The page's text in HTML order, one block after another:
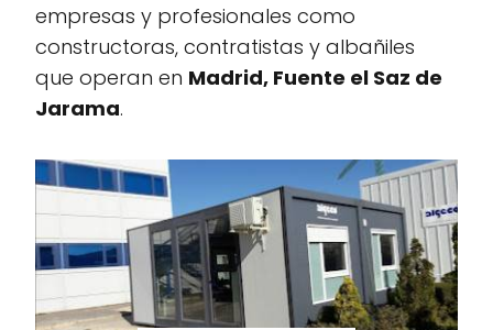
empresas y profesionales como
constructoras, contratistas y albañiles
que operan en Madrid, Fuente el Saz de
Jarama.